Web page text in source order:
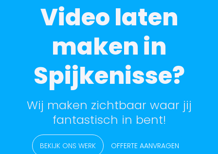
Video laten
maken in
Spijkenisse?
Wij maken zichtbaar waar jij
fantastisch in bent!
BEKIJK ONS WERK OFFERTE AANVRAGEN